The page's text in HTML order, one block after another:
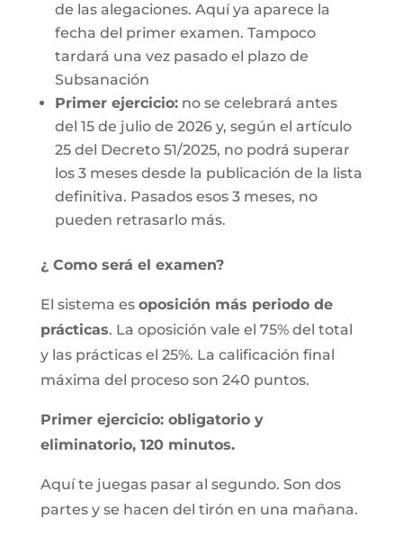
de las alegaciones. Aquí ya aparece la
fecha del primer examen. Tampoco
tardará una vez pasado el plazo de
Subsanación
Primer ejercicio:no se celebrará antes
del 15 de julio de 2026 y, según el artículo
25 del Decreto 51/2025, no podrá superar
los 3 meses desde la publicación de la lista
definitiva. Pasados esos 3 meses, no
pueden retrasarlo más.
¿ Como será el examen?
El sistema es oposición más periodo de
prácticas. La oposición vale el 75% del total
y las prácticas el 25%. La calificación final
máxima del proceso son 240 puntos.
Primer ejercicio: obligatorio y
eliminatorio, 120 minutos.
Aquí te juegas pasar al segundo. Son dos
partes y se hacen del tirón en una mañana.